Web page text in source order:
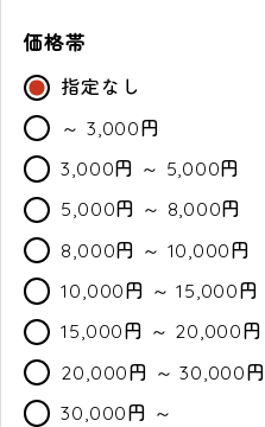
価格帯
指定なし
～ 3,000円
3,000円 ～ 5,000円
5,000円 ～ 8,000円
8,000円 ～ 10,000円
10,000円 ～ 15,000円
15,000円 ～ 20,000円
20,000円 ～ 30,000円
30,000円 ～